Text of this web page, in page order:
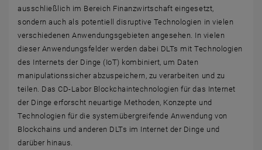
ausschließlich im Bereich Finanzwirtschaft eingesetzt,
sondern auch als potentiell disruptive Technologien in vielen
verschiedenen Anwendungsgebieten angesehen. In vielen
dieser Anwendungsfelder werden dabei DLTs mit Technologien
des Internets der Dinge (IoT) kombiniert, um Daten
manipulationssicher abzuspeichern, zu verarbeiten und zu
teilen. Das CD-Labor Blockchaintechnologien für das Internet
der Dinge erforscht neuartige Methoden, Konzepte und
Technologien für die systemübergreifende Anwendung von
Blockchains und anderen DLTs im Internet der Dinge und
darüber hinaus.